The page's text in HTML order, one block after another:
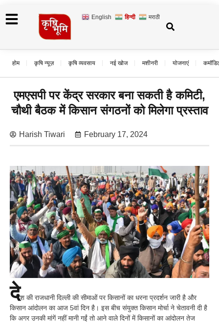
English हिन्दी मराठी
होम कृषि न्यूज़ कृषि व्यवसाय नई खोज मशीनरी योजनाएं
एमएसपी पर केंद्र सरकार बना सकती है कमिटी,
चौथी बैठक में किसान संगठनों को मिलेगा प्रस्ताव
Harish Tiwari February 17, 2024
देश की राजधानी दिल्ली की सीमाओं पर किसानों का धरना प्रदर्शन जारी है और
किसान आंदोलन का आज 5वां दिन है। इस बीच संयुक्त किसान मोर्चा ने चेतावनी दी है
कि अगर उनकी मांगें नहीं मानी गईं तो आने वाले दिनों में किसानों का आंदोलन तेज